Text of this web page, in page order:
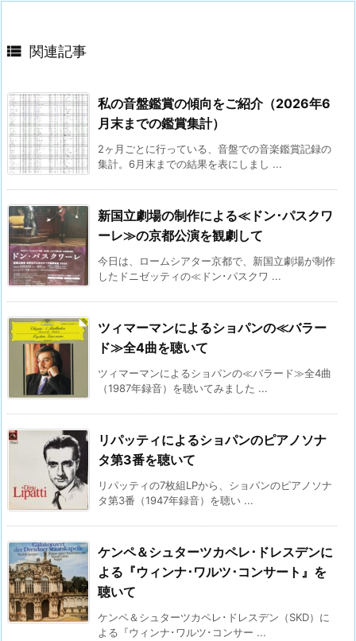
 関連記事
私の音盤鑑賞の傾向をご紹介（2026年6
月末までの鑑賞集計）
2ヶ月ごとに行っている、音盤での音楽鑑賞記録の
集計。6月末までの結果を表にしまし ...
新国立劇場の制作による≪ドン･パスクワ
ーレ≫の京都公演を観劇して
今日は、ロームシアター京都で、新国立劇場が制作
したドニゼッティの≪ドン･パスクワ ...
ツィマーマンによるショパンの≪バラー
ド≫全4曲を聴いて
ツィマーマンによるショパンの≪バラード≫全4曲
（1987年録音）を聴いてみました ...
リパッティによるショパンのピアノソナ
タ第3番を聴いて
リパッティの7枚組LPから、ショパンのピアノソナ
タ第3番（1947年録音）を聴い ...
ケンペ＆シュターツカペレ･ドレスデンに
よる『ウィンナ･ワルツ･コンサート』を
聴いて
ケンペ＆シュターツカペレ･ドレスデン（SKD）に
よる『ウィンナ･ワルツ･コンサー ...